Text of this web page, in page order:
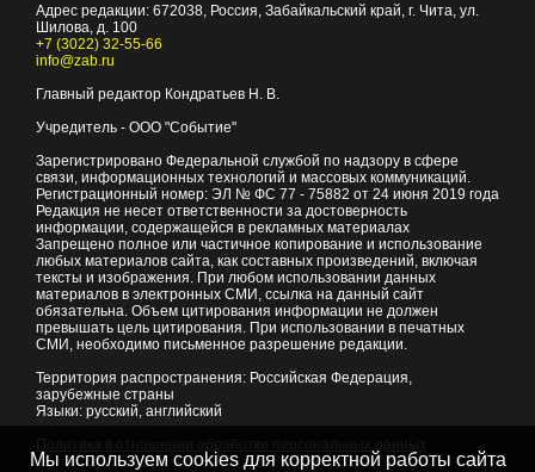
Адрес редакции: 672038 , Россия, Забайкальский край, г. Чита ул.
Шилова, д. 100
+7 (3022) 32-55-66
info@zab.ru
Главный редактор Кондратьев Н. В.
Учредитель - ООО "Событие"
Зарегистрировано Федеральной службой по надзору в сфере
связи, информационных технологий и массовых коммуникаций.
Регистрационный номер: ЭЛ № ФС 77 - 75882 от 24 июня 2019 года
Редакция не несет ответственности за достоверность
информации, содержащейся в рекламных материалах
Запрещено полное или частичное копирование и использование
любых материалов сайта, как составных произведений, включая
тексты и изображения. При любом использовании данных
материалов в электронных СМИ, ссылка на данный сайт
обязательна. Объем цитирования информации не должен
превышать цель цитирования. При использовании в печатных
СМИ, необходимо письменное разрешение редакции.
Территория распространения: Российская Федерация,
зарубежные страны
Языки: русский, английский
Мы используем cookies для корректной работы сайта